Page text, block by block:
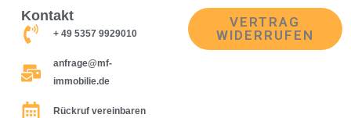
Kontakt
+ 49 5357 9929010
anfrage@mf-
immobilie.de
Rückruf vereinbaren
VERTRAG
WIDERRUFEN